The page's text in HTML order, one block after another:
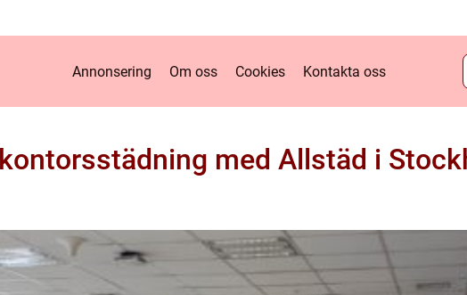
Annonsering Om oss Cookies Kontakta oss
med Allstäd i